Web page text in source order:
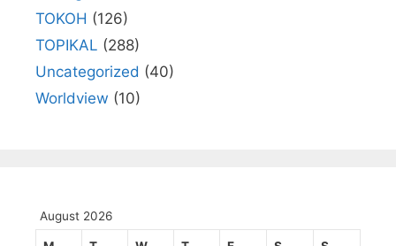
TOKOH (126)
TOPIKAL (288)
Uncategorized (40)
Worldview (10)
August 2026